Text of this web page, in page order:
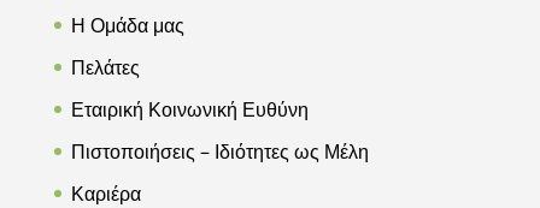
Η Ομάδα μας
Πελάτες
Εταιρική Κοινωνική Ευθύνη
Πιστοποιήσεις – Ιδιότητες ως Μέλη
Καριέρα